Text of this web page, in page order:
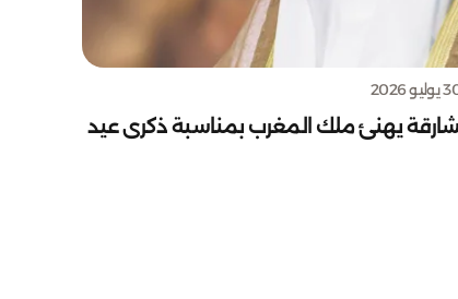
يهنئ ملك المغرب بمناسبة ذكرى عيد